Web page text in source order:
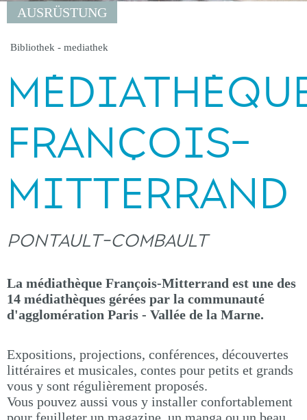
AUSRÜSTUNG
Bibliothek - mediathek
FRANÇOIS-
MITTERRAND
PONTAULT-COMBAULT
La médiathèque François-Mitterrand est une des
14 médiathèques gérées par la communauté
d'agglomération Paris - Vallée de la Marne.
Expositions, projections, conférences, découvertes
littéraires et musicales, contes pour petits et grands
vous y sont régulièrement proposés.
Vous pouvez aussi vous y installer confortablement